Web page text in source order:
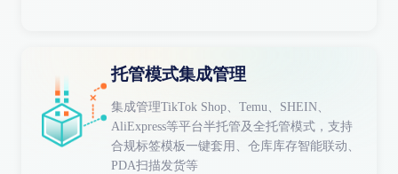
托管模式集成管理
集成管理TikTok Shop、Temu、SHEIN、
AliExpress等平台半托管及全托管模式，支持
合规标签模板一键套用、仓库库存智能联动、
PDA扫描发货等